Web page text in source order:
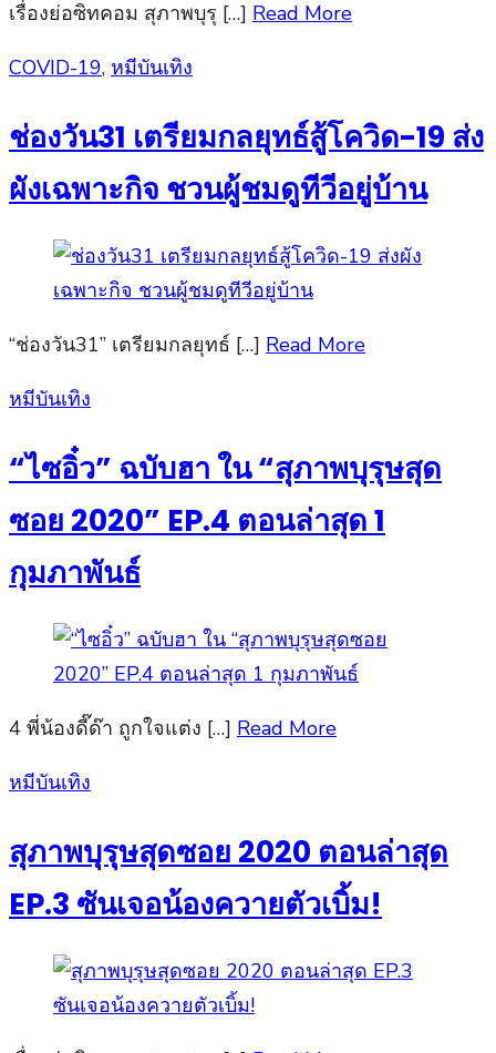
เรื่องย่อซิทคอม สุภาพบุรุ […] Read More
Posted
COVID-19, หมีบันเทิง
ช่องวัน31 เตรียมกลยุทธ์สู้โควิด-19 ส่ง
ผังเฉพาะกิจ ชวนผู้ชมดูทีวีอยู่บ้าน
“ช่องวัน31” เตรียมกลยุทธ์ […] Read More
Posted
หมีบันเทิง
“ไซอิ๋ว” ฉบับฮา ใน “สุภาพบุรุษสุด
ซอย 2020” EP.4 ตอนล่าสุด 1
กุมภาพันธ์
4 พี่น้องดี๊ด๊า ถูกใจแต่ง […] Read More
Posted
หมีบันเทิง
สุภาพบุรุษสุดซอย 2020 ตอนล่าสุด
EP.3 ซันเจอน้องควายตัวเบิ้ม!